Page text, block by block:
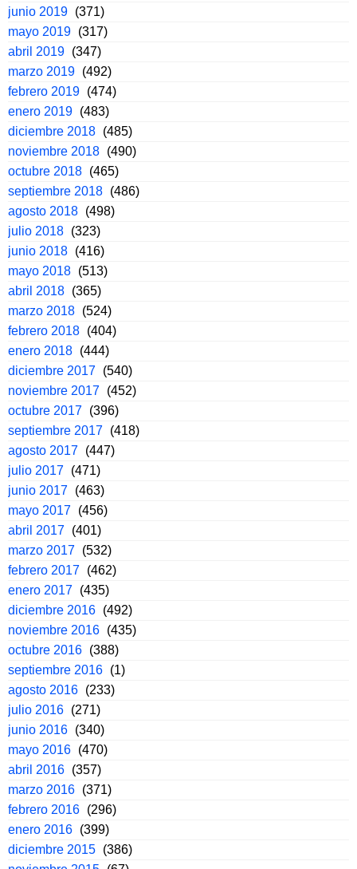
junio 2019 (371)
mayo 2019 (317)
abril 2019 (347)
marzo 2019 (492)
febrero 2019 (474)
enero 2019 (483)
diciembre 2018 (485)
noviembre 2018 (490)
octubre 2018 (465)
septiembre 2018 (486)
agosto 2018 (498)
julio 2018 (323)
junio 2018 (416)
mayo 2018 (513)
abril 2018 (365)
marzo 2018 (524)
febrero 2018 (404)
enero 2018 (444)
diciembre 2017 (540)
noviembre 2017 (452)
octubre 2017 (396)
septiembre 2017 (418)
agosto 2017 (447)
julio 2017 (471)
junio 2017 (463)
mayo 2017 (456)
abril 2017 (401)
marzo 2017 (532)
febrero 2017 (462)
enero 2017 (435)
diciembre 2016 (492)
noviembre 2016 (435)
octubre 2016 (388)
septiembre 2016 (1)
agosto 2016 (233)
julio 2016 (271)
junio 2016 (340)
mayo 2016 (470)
abril 2016 (357)
marzo 2016 (371)
febrero 2016 (296)
enero 2016 (399)
diciembre 2015 (386)